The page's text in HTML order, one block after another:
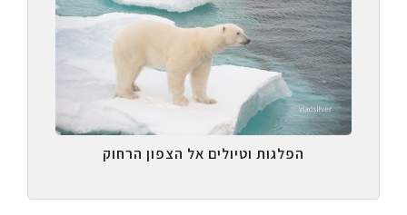
הפלגות וטיולים אל הצפון הרחוק